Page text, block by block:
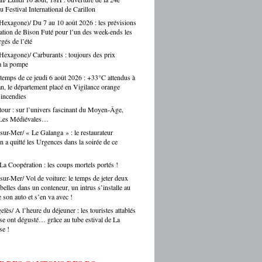
c’est toute une vie de territoire qui se
des collectivités, des institutions, du
Et on ne fait pas ça mollement. »
: justement, est-ce que les artisans
une période difficile en ce moment ? -
: « Comme partout en France, les
font face à une accumulation de pressions
en hausse, coût des matières premières,
de recrutement, concurrence déloyale…
département comme le nôtre, qui
des fragilités socio-économiques bien
d’achat des ménages qui se contracte,
directement les artisans. Mais je ne
verser dans le catastrophisme : il y a
de créations, beaucoup
beaucoup de jeunes qui choisissent
et les métiers manuels. La
de fond est là. » Ouillade.eu : vous
ne trouve pas ses apprentis… -Jérôme
« C’est un sujet majeur, effectivement. Il y
en tension très forte — le bâtiment,
avec Argelès-sur-Mer. Une confusion
journalistes parisiens. Sans oublier,
les chauffeurs de taxi parisiens.
Festival International de Carillon
Du 7 au 10 août 2026 : les prévisions
de Bison Futé pour l’un des week-ends les
de l’été
Carburants : toujours des prix
la pompe
de ce jeudi 6 août 2026 : +33°C attendus à
le département placé en Vigilance orange
: sur l’univers fascinant du Moyen-Âge,
Médiévales…
Mer/ « Le Galanga » : le restaurateur
a quitté les Urgences dans la soirée de ce
Coopération : les coups mortels portés !
Mer/ Vol de voiture: le temps de jeter deux
dans un conteneur, un intrus s’installe au
son auto et s’en va avec !
A l’heure du déjeuner : les touristes attablés
ont dégusté… grâce au tube estival de La
!